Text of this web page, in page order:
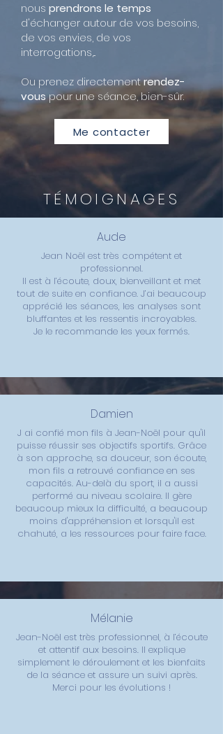
nous prendrons le temps
d'échanger autour de vos besoins,
de vos envies, de vos
interrogations,...
Ou prenez directementrendez-
vouspour une séance, bien-sûr.
Me contacter
TÉMOIGNAGES
Aude
Jean Noël est très compétent et
professionnel.
Il est à l’écoute, doux, bienveillant et met
tout de suite en confiance. J’ai beaucoup
apprécié les séances, les analyses sont
bluffantes et les ressentis incroyables.
Je le recommande les yeux fermés.
Damien
J ai confié mon fils à Jean-Noël pour qu'il
puisse réussir ses objectifs sportifs. Grâce
à son approche, sa douceur, son écoute,
mon fils a retrouvé confiance en ses
capacités. Au-delà du sport, il a aussi
performé au niveau scolaire. Il gère
beaucoup mieux la difficulté, a beaucoup
moins d'appréhension et lorsqu'il est
chahuté, a les ressources pour faire face.
Mélanie
Jean-Noël est très professionnel, à l’écoute
et attentif aux besoins. Il explique
simplement le déroulement et les bienfaits
de la séance et assure un suivi après.
Merci pour les évolutions !